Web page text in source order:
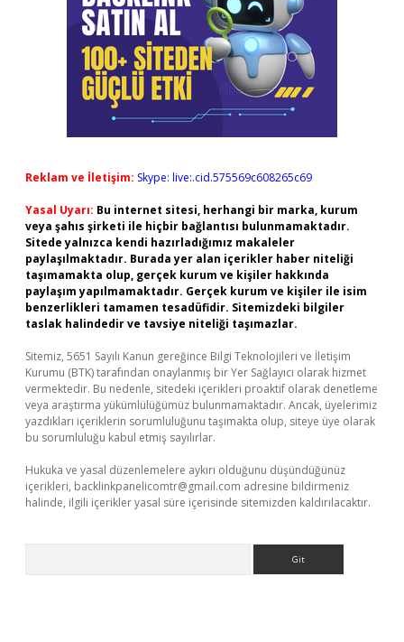
Reklam ve İletişim: Skype: live:.cid.575569c608265c69
Yasal Uyarı: Bu internet sitesi, herhangi bir marka, kurum
veya şahıs şirketi ile hiçbir bağlantısı bulunmamaktadır.
Sitede yalnızca kendi hazırladığımız makaleler
paylaşılmaktadır. Burada yer alan içerikler haber niteliği
taşımamakta olup, gerçek kurum ve kişiler hakkında
paylaşım yapılmamaktadır. Gerçek kurum ve kişiler ile isim
benzerlikleri tamamen tesadüfidir. Sitemizdeki bilgiler
taslak halindedir ve tavsiye niteliği taşımazlar.
Sitemiz, 5651 Sayılı Kanun gereğince Bilgi Teknolojileri ve İletişim
Kurumu (BTK) tarafından onaylanmış bir Yer Sağlayıcı olarak hizmet
vermektedir. Bu nedenle, sitedeki içerikleri proaktif olarak denetleme
veya araştırma yükümlülüğümüz bulunmamaktadır. Ancak, üyelerimiz
yazdıkları içeriklerin sorumluluğunu taşımakta olup, siteye üye olarak
bu sorumluluğu kabul etmiş sayılırlar.
Hukuka ve yasal düzenlemelere aykırı olduğunu düşündüğünüz
içerikleri, backlinkpanelicomtr@gmail.com adresine bildirmeniz
halinde, ilgili içerikler yasal süre içerisinde sitemizden kaldırılacaktır.